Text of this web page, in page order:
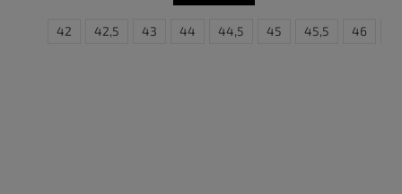
42 42,5 43 44 44,5 45 45,5 46